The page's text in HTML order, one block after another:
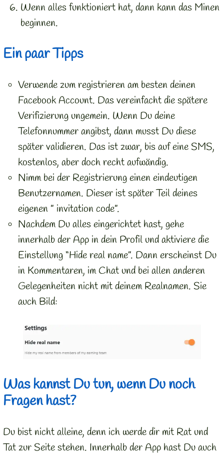
Wenn alles funktioniert hat, dann kann das Minen
beginnen.
Ein paar Tipps
Verwende zum registrieren am besten deinen
Facebook Account. Das vereinfacht die spätere
Verifizierung ungemein. Wenn Du deine
Telefonnummer angibst, dann musst Du diese
später validieren. Das ist zwar, bis auf eine SMS,
kostenlos, aber doch recht aufwändig.
Nimm bei der Registrierung einen eindeutigen
Benutzernamen. Dieser ist später Teil deines
eigenen ” invitation code”.
Nachdem Du alles eingerichtet hast, gehe
innerhalb der App in dein Profil und aktiviere die
Einstellung “Hide real name”. Dann erscheinst Du
in Kommentaren, im Chat und bei allen anderen
Gelegenheiten nicht mit deinem Realnamen. Sie
auch Bild:
Was kannst Du tun, wenn Du noch
Fragen hast?
Du bist nicht alleine, denn ich werde dir mit Rat und
Tat zur Seite stehen. Innerhalb der App hast Du auch